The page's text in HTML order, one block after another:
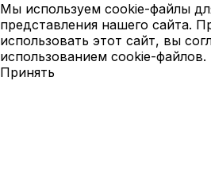
Мы используем cookie-файлы
представления нашего сайта.
использовать этот сайт, вы
использованием cookie-файлов.
Принять